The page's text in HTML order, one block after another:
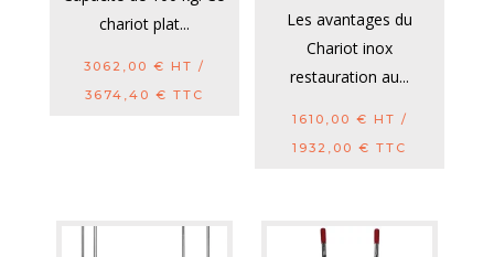
chariot plat...
3062,00 € HT /
3674,40 € TTC
Les avantages du
Chariot inox
restauration au...
1610,00 € HT /
1932,00€ TTC